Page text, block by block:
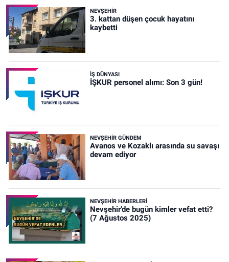
NEVŞEHIR
3. kattan düşen çocuk hayatını
kaybetti
İŞ DÜNYASI
İŞKUR personel alımı: Son 3 gün!
NEVŞEHIR GÜNDEM
Avanos ve Kozaklı arasında su savaşı
devam ediyor
NEVŞEHIR HABERLERI
Nevşehir’de bugün kimler vefat etti?
(7 Ağustos 2025)